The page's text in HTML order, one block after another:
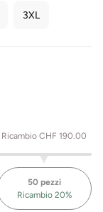
3XL
Ricambio CHF 190.00
50 pezzi
Ricambio 20%